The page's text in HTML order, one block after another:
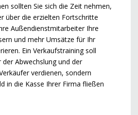
sollten Sie sich die Zeit nehmen,
über die erzielten Fortschritte
Außendienstmitarbeiter Ihre
und mehr Umsätze für Ihr
Ein Verkaufstraining soll
Abwechslung und der
verdienen, sondern
in die Kasse Ihrer Firma fließen